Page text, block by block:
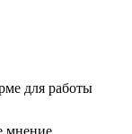
для работы
мнение